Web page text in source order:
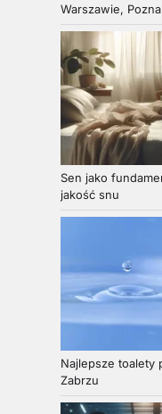
Warszawie,
Sen jako
jakość snu
Najlepsze toalety
Zabrzu